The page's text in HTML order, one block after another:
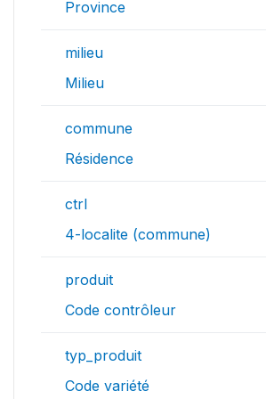
Province
milieu
Milieu
commune
Résidence
ctrl
4-localite (commune)
produit
Code contrôleur
typ_produit
Code variété